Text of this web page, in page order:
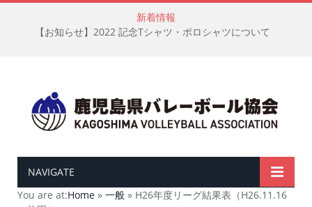
新着情報
【お知らせ】2022 記念Tシャツ・ポロシャツについて
NAVIGATE
You are at:Home » 一般 » H26年度リーグ結果表（H26.11.16